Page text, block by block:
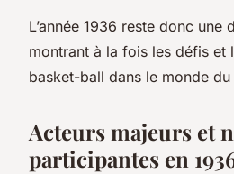
L’année 1936 reste donc une
montrant à la fois les défis et
basket-ball dans le monde
Acteurs majeurs et
participantes en